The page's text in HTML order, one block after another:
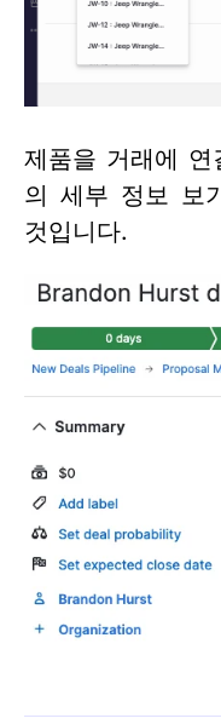
제품을 거래에
의 세부 정보 보
것입니다.